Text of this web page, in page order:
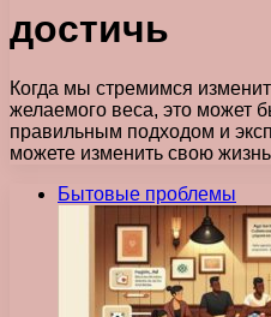
достичь
Когда мы стремимся
желаемого веса, это может
правильным подходом и
можете изменить свою
Бытовые проблемы